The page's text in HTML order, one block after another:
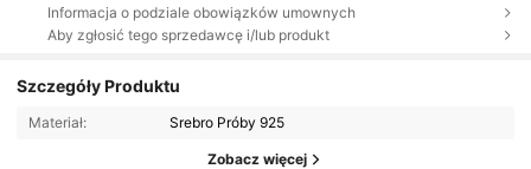
Informacja o podziale obowiązków umownych
Aby zgłosić tego sprzedawcę i/lub produkt
Szczegóły Produktu
Materiał: Srebro Próby 925
Zobacz więcej